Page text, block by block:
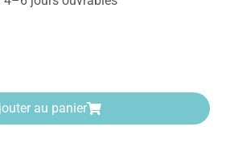
: Entrez la quantité
au panier